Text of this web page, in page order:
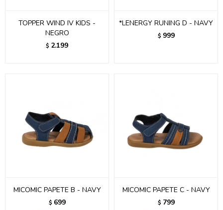
TOPPER WIND IV KIDS -
NEGRO
$ 2.199
*LENERGY RUNING D - NAVY
$ 999
MICOMIC PAPETE B - NAVY
$ 699
MICOMIC PAPETE C - NAVY
$ 799